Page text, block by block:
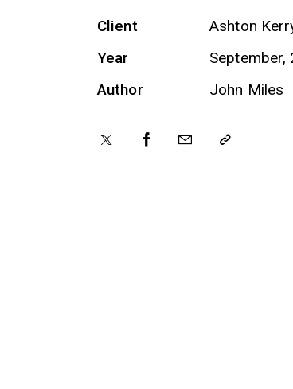
Client
Ashton
Year
September,
Author
John Miles